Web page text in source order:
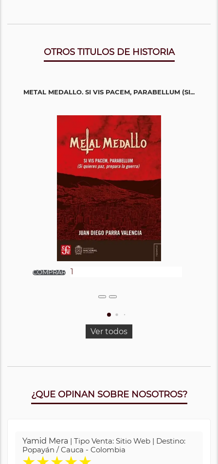
OTROS TITULOS DE HISTORIA
METAL MEDALLO. SI VIS PACEM, PARABELLUM (SI...
Ver todos
¿QUE OPINAN SOBRE NOSOTROS?
Yamid Mera | Tipo Venta: Sitio Web | Destino:
Popayán / Cauca - Colombia